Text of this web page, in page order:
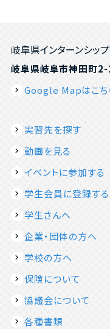
岐阜県インターンシッ
岐阜県岐阜市神田町
Google Mapはこち
実習先を探す
動画を見る
イベントに参加する
学生会員に登録する
学生さんへ
企業・団体の方へ
学校の方へ
保険について
協議会について
各種書類